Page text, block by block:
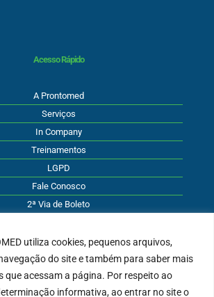
utiliza cookies, pequenos arquivos,
do site e também para saber mais
que acessam a página. Por respeito ao
informativa, ao entrar no site o
Acesso Rápido
A Prontomed
Serviços
In Company
Treinamentos
LGPD
Fale Conosco
2ª Via de Boleto
Atendimento